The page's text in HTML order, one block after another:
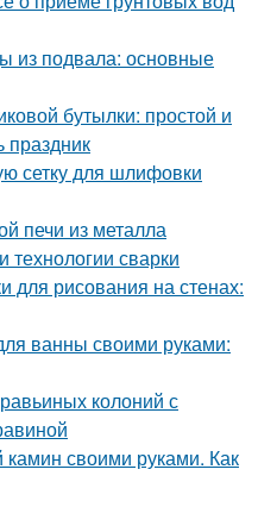
из подвала: основные
бутылки: простой и
праздник
сетку для шлифовки
печи из металла
сварки
для рисования на стенах:
ванны своими руками:
колоний с
камин своими руками. Как